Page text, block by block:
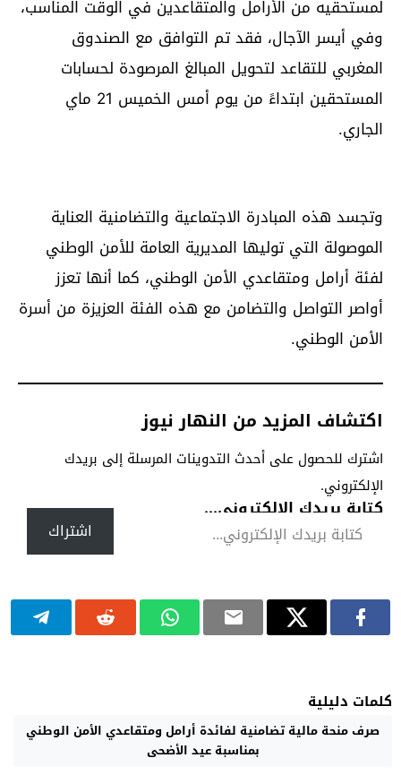
لمستحقيه من الأرامل والمتقاعدين في الوقت المناسب،
وفي أيسر الآجال، فقد تم التوافق مع الصندوق
المغربي للتقاعد لتحويل المبالغ المرصودة لحسابات
المستحقين ابتداءً من يوم أمس الخميس 21 ماي
الجاري.
‎وتجسد هذه المبادرة الاجتماعية والتضامنية العناية
الموصولة التي توليها المديرية العامة للأمن الوطني
لفئة أرامل ومتقاعدي الأمن الوطني، كما أنها تعزز
أواصر التواصل والتضامن مع هذه الفئة العزيزة من أسرة
الأمن الوطني.
اكتشاف المزيد من النهار نيوز
اشترك للحصول على أحدث التدوينات المرسلة إلى بريدك
الإلكتروني.
كتابة بريدك الإلكتروني...
اشتراك
كلمات دليلية
صرف منحة مالية تضامنية لفائدة أرامل ومتقاعدي الأمن الوطني
بمناسبة عيد الأضحى